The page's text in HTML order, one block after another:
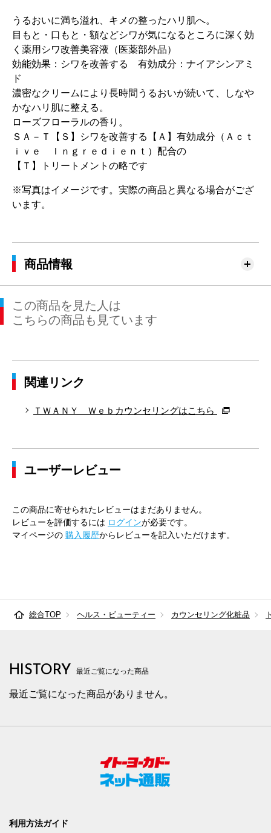
うるおいに満ち溢れ、キメの整ったハリ肌へ。
目もと・口もと・額などシワが気になるところに深く効
く薬用シワ改善美容液（医薬部外品）
効能効果：シワを改善する 有効成分：ナイアシンアミ
ド
濃密なクリームにより長時間うるおいが続いて、しなや
かなハリ肌に整える。
ローズフローラルの香り。
ＳＡ－Ｔ【Ｓ】シワを改善する【Ａ】有効成分（Ａｃｔ
ｉｖｅ Ｉｎｇｒｅｄｉｅｎｔ）配合の
【Ｔ】トリートメントの略です
※写真はイメージです。実際の商品と異なる場合がござ
います。
商品情報
この商品を見た人は
こちらの商品も見ています
関連リンク
ＴＷＡＮＹ Ｗｅｂカウンセリングはこちら
ユーザーレビュー
この商品に寄せられたレビューはまだありません。
レビューを評価するには ログインが必要です。
マイページの 購入履歴からレビューを記入いただけます。
総合TOP ヘルス・ビューティー カウンセリング化粧品
HISTORY 最近ご覧になった商品
最近ご覧になった商品がありません。
利用方法ガイド